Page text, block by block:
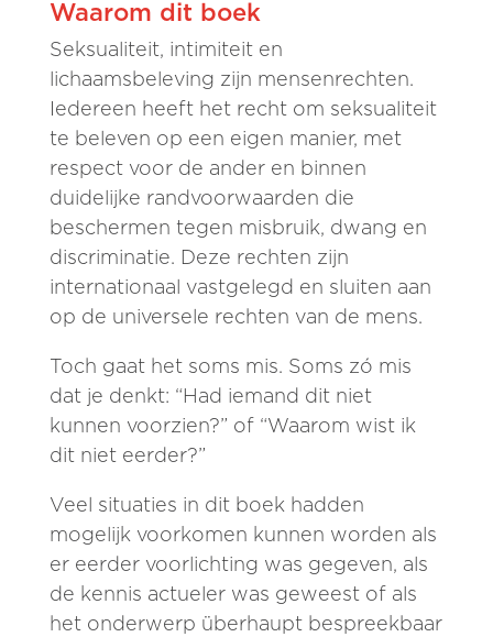
Waarom dit boek
Seksualiteit, intimiteit en
lichaamsbeleving zijn mensenrechten.
Iedereen heeft het recht om seksualiteit
te beleven op een eigen manier, met
respect voor de ander en binnen
duidelijke randvoorwaarden die
beschermen tegen misbruik, dwang en
discriminatie. Deze rechten zijn
internationaal vastgelegd en sluiten aan
op de universele rechten van de mens.
Toch gaat het soms mis. Soms zó mis
dat je denkt: “Had iemand dit niet
kunnen voorzien?” of “Waarom wist ik
dit niet eerder?”
Veel situaties in dit boek hadden
mogelijk voorkomen kunnen worden als
er eerder voorlichting was gegeven, als
de kennis actueler was geweest of als
het onderwerp überhaupt bespreekbaar